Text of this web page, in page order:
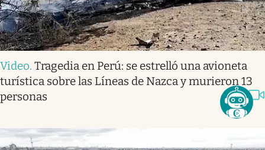
Video. Tragedia en Perú: se estrelló una avioneta
turística sobre las Líneas de Nazca y murieron 13
personas